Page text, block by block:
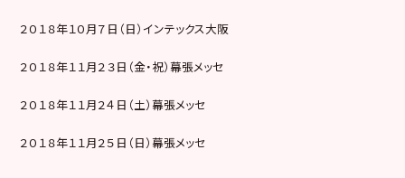
２０１８年１０月７日（日）インテックス大阪
２０１８年１１月２３日（金・祝）幕張メッセ
２０１８年１１月２４日（土）幕張メッセ
２０１８年１１月２５日（日）幕張メッセ